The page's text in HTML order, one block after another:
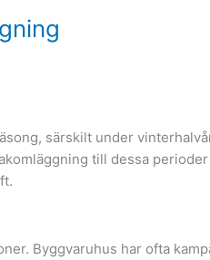
särskilt under
till dessa
Byggvaruhus har ofta